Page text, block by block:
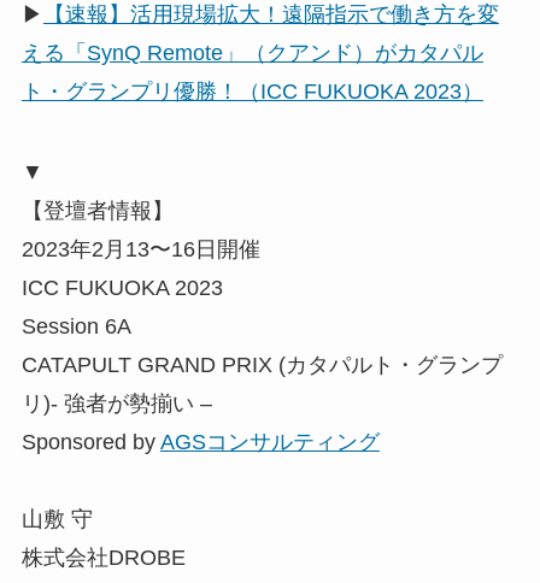
▶
【速報】活用現場拡大！遠隔指示で働き方を変
える「SynQ Remote」（クアンド）がカタパル
ト・グランプリ優勝！（ICC FUKUOKA 2023）
▼
【登壇者情報】
2023年2月13〜16日開催
ICC FUKUOKA 2023
Session 6A
CATAPULT GRAND PRIX (カタパルト・グランプ
リ)- 強者が勢揃い –
Sponsored by AGSコンサルティング
山敷 守
株式会社DROBE